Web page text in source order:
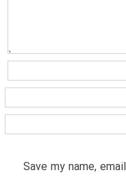
Save my name,